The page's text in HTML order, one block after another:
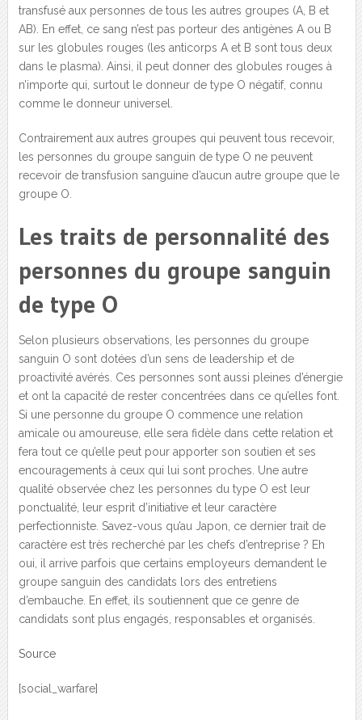
transfusé aux personnes de tous les autres groupes (A, B et
AB). En effet, ce sang n’est pas porteur des antigènes A ou B
sur les globules rouges (les anticorps A et B sont tous deux
dans le plasma). Ainsi, il peut donner des globules rouges à
n’importe qui, surtout le donneur de type O négatif, connu
comme le donneur universel.
Contrairement aux autres groupes qui peuvent tous recevoir,
les personnes du groupe sanguin de type O ne peuvent
recevoir de transfusion sanguine d’aucun autre groupe que le
groupe O.
Les traits de personnalité des
personnes du groupe sanguin
de type O
Selon plusieurs observations, les personnes du groupe
sanguin O sont dotées d’un sens de leadership et de
proactivité avérés. Ces personnes sont aussi pleines d’énergie
et ont la capacité de rester concentrées dans ce qu’elles font.
Si une personne du groupe O commence une relation
amicale ou amoureuse, elle sera fidèle dans cette relation et
fera tout ce qu’elle peut pour apporter son soutien et ses
encouragements à ceux qui lui sont proches. Une autre
qualité observée chez les personnes du type O est leur
ponctualité, leur esprit d’initiative et leur caractère
perfectionniste. Savez-vous qu’au Japon, ce dernier trait de
caractère est très recherché par les chefs d’entreprise ? Eh
oui, il arrive parfois que certains employeurs demandent le
groupe sanguin des candidats lors des entretiens
d’embauche. En effet, ils soutiennent que ce genre de
candidats sont plus engagés, responsables et organisés.
Source
[social_warfare]